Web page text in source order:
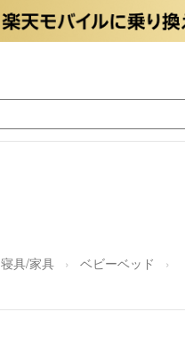
寝具/家具 ベビーベッド